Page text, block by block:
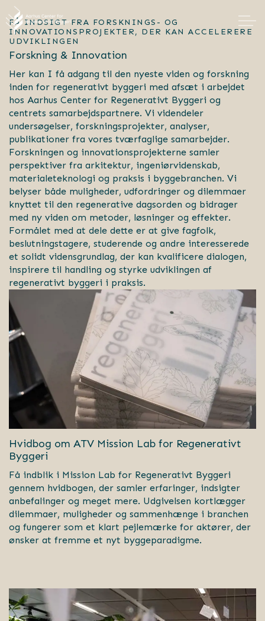
FÅ INDSIGT FRA FORSKNINGS- OG
INNOVATIONSPROJEKTER, DER KAN ACCELERERE
UDVIKLINGEN
Forskning & Innovation
Her kan I få adgang til den nyeste viden og forskning
inden for regenerativt byggeri med afsæt i arbejdet
hos Aarhus Center for Regenerativt Byggeri og
centrets samarbejdspartnere. Vi videndeler
undersøgelser, forskningsprojekter, analyser,
publikationer fra vores tværfaglige samarbejder.
Forskningen og innovationsprojekterne samler
perspektiver fra arkitektur, ingeniørvidenskab,
materialeteknologi og praksis i byggebranchen. Vi
belyser både muligheder, udfordringer og dilemmaer
knyttet til den regenerative dagsorden og bidrager
med ny viden om metoder, løsninger og effekter.
Formålet med at dele dette er at give fagfolk,
beslutningstagere, studerende og andre interesserede
et solidt vidensgrundlag, der kan kvalificere dialogen,
inspirere til handling og styrke udviklingen af
regenerativt byggeri i praksis.
Hvidbog om ATV Mission Lab for Regenerativt
Byggeri
Få indblik i Mission Lab for Regenerativt Byggeri
gennem hvidbogen, der samler erfaringer, indsigter
anbefalinger og meget mere. Udgivelsen kortlægger
dilemmaer, muligheder og sammenhænge i branchen
og fungerer som et klart pejlemærke for aktører, der
ønsker at fremme et nyt byggeparadigme.